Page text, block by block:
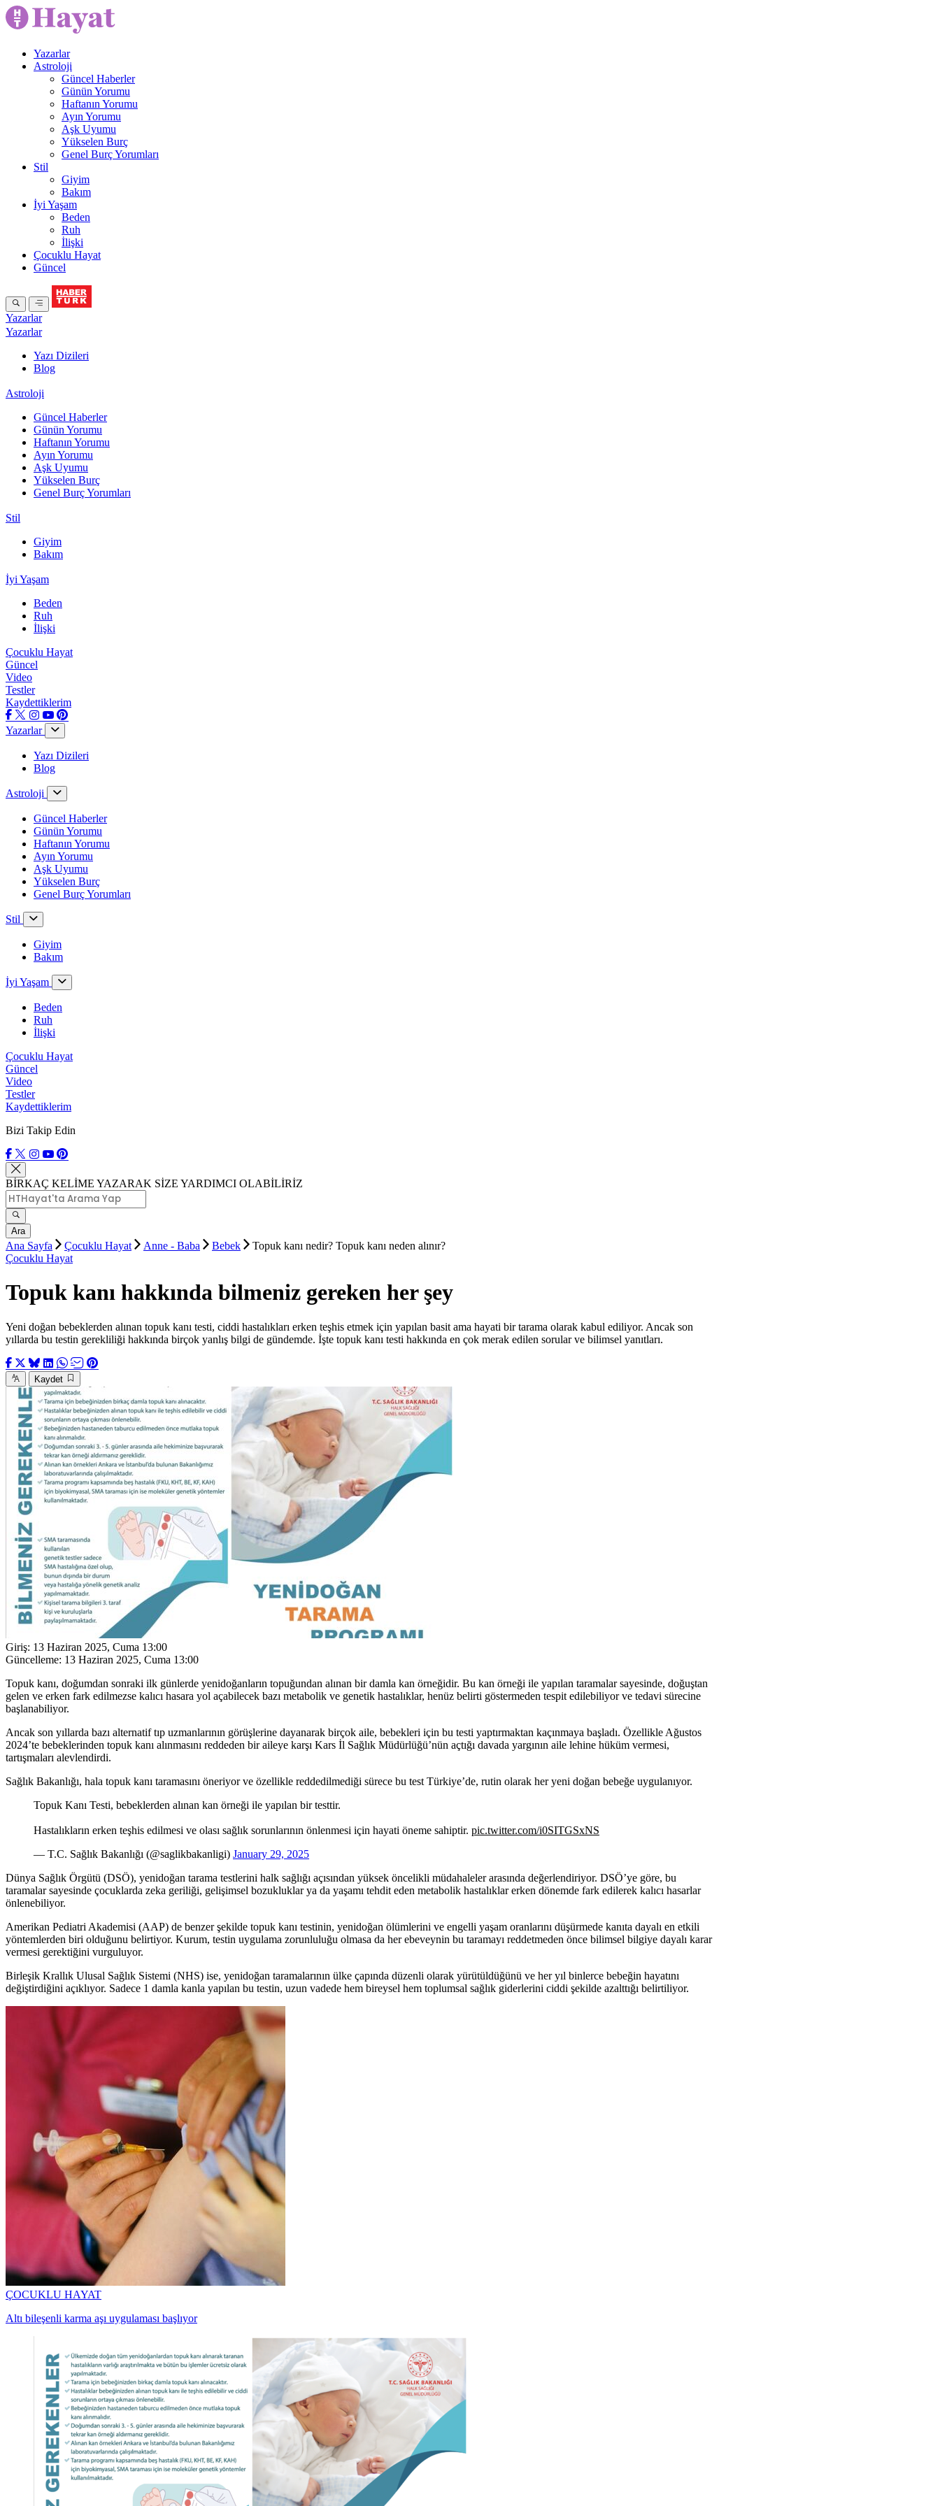
Yazarlar
Astroloji
Güncel Haberler
Günün Yorumu
Haftanın Yorumu
Ayın Yorumu
Aşk Uyumu
Yükselen Burç
Genel Burç Yorumları
Stil
Giyim
Bakım
İyi Yaşam
Beden
Ruh
İlişki
Çocuklu Hayat
Güncel
Yazarlar
Yazarlar
Yazı Dizileri
Blog
Astroloji
Güncel Haberler
Günün Yorumu
Haftanın Yorumu
Ayın Yorumu
Aşk Uyumu
Yükselen Burç
Genel Burç Yorumları
Stil
Giyim
Bakım
İyi Yaşam
Beden
Ruh
İlişki
Çocuklu Hayat
Güncel
Video
Testler
Kaydettiklerim
Yazarlar
Yazı Dizileri
Blog
Astroloji
Güncel Haberler
Günün Yorumu
Haftanın Yorumu
Ayın Yorumu
Aşk Uyumu
Yükselen Burç
Genel Burç Yorumları
Stil
Giyim
Bakım
İyi Yaşam
Beden
Ruh
İlişki
Çocuklu Hayat
Güncel
Video
Testler
Kaydettiklerim
Bizi Takip Edin
BİRKAÇ KELİME YAZARAK SİZE YARDIMCI OLABİLİRİZ
Ara
Ana Sayfa Çocuklu Hayat Anne - Baba Bebek
Topuk kanı nedir? Topuk kanı neden alınır?
Çocuklu Hayat
Topuk kanı hakkında bilmeniz gereken her şey
Yeni doğan bebeklerden alınan topuk kanı testi, ciddi hastalıkları erken teşhis etmek için yapılan basit ama hayati bir tarama olarak kabul ediliyor. Ancak son
yıllarda bu testin gerekliliği hakkında birçok yanlış bilgi de gündemde. İşte topuk kanı testi hakkında en çok merak edilen sorular ve bilimsel yanıtları.
Kaydet
Giriş: 13 Haziran 2025, Cuma 13:00
Güncelleme: 13 Haziran 2025, Cuma 13:00
Topuk kanı, doğumdan sonraki ilk günlerde yenidoğanların topuğundan alınan bir damla kan örneğidir. Bu kan örneği ile yapılan taramalar sayesinde, doğuştan
gelen ve erken fark edilmezse kalıcı hasara yol açabilecek bazı metabolik ve genetik hastalıklar, henüz belirti göstermeden tespit edilebiliyor ve tedavi sürecine
başlanabiliyor.
Ancak son yıllarda bazı alternatif tıp uzmanlarının görüşlerine dayanarak birçok aile, bebekleri için bu testi yaptırmaktan kaçınmaya başladı. Özellikle Ağustos
2024’te bebeklerinden topuk kanı alınmasını reddeden bir aileye karşı Kars İl Sağlık Müdürlüğü’nün açtığı davada yargının aile lehine hüküm vermesi,
tartışmaları alevlendirdi.
Sağlık Bakanlığı, hala topuk kanı taramasını öneriyor ve özellikle reddedilmediği sürece bu test Türkiye’de, rutin olarak her yeni doğan bebeğe uygulanıyor.
Topuk Kanı Testi, bebeklerden alınan kan örneği ile yapılan bir testtir.
Hastalıkların erken teşhis edilmesi ve olası sağlık sorunlarının önlenmesi için hayati öneme sahiptir. pic.twitter.com/i0SITGSxNS
— T.C. Sağlık Bakanlığı (@saglikbakanligi) January 29, 2025
Dünya Sağlık Örgütü (DSÖ), yenidoğan tarama testlerini halk sağlığı açısından yüksek öncelikli müdahaleler arasında değerlendiriyor. DSÖ’ye göre, bu
taramalar sayesinde çocuklarda zeka geriliği, gelişimsel bozukluklar ya da yaşamı tehdit eden metabolik hastalıklar erken dönemde fark edilerek kalıcı hasarlar
önlenebiliyor.
Amerikan Pediatri Akademisi (AAP) de benzer şekilde topuk kanı testinin, yenidoğan ölümlerini ve engelli yaşam oranlarını düşürmede kanıta dayalı en etkili
yöntemlerden biri olduğunu belirtiyor. Kurum, testin uygulama zorunluluğu olmasa da her ebeveynin bu taramayı reddetmeden önce bilimsel bilgiye dayalı karar
vermesi gerektiğini vurguluyor.
Birleşik Krallık Ulusal Sağlık Sistemi (NHS) ise, yenidoğan taramalarının ülke çapında düzenli olarak yürütüldüğünü ve her yıl binlerce bebeğin hayatını
değiştirdiğini açıklıyor. Sadece 1 damla kanla yapılan bu testin, uzun vadede hem bireysel hem toplumsal sağlık giderlerini ciddi şekilde azalttığı belirtiliyor.
ÇOCUKLU HAYAT
Altı bileşenli karma aşı uygulaması başlıyor